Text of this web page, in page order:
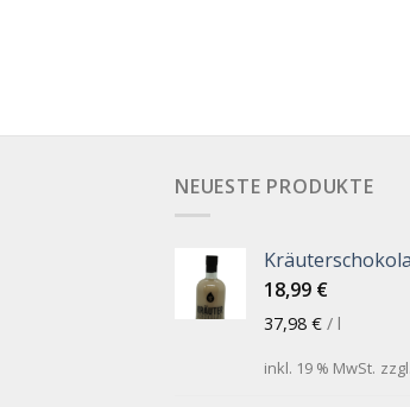
NEUESTE PRODUKTE
18,99 €
37,98 € / l
inkl. 19 % MwSt. zzgl.